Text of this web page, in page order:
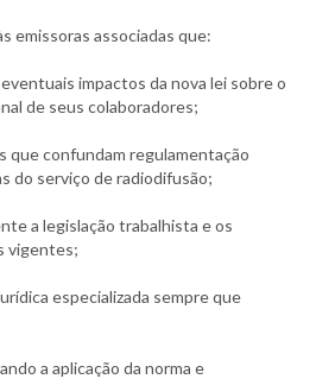
emissoras associadas que:
impactos da nova lei sobre o
de seus colaboradores;
que confundam regulamentação
do serviço de radiodifusão;
a legislação trabalhista e os
vigentes;
especializada sempre que
a aplicação da norma e